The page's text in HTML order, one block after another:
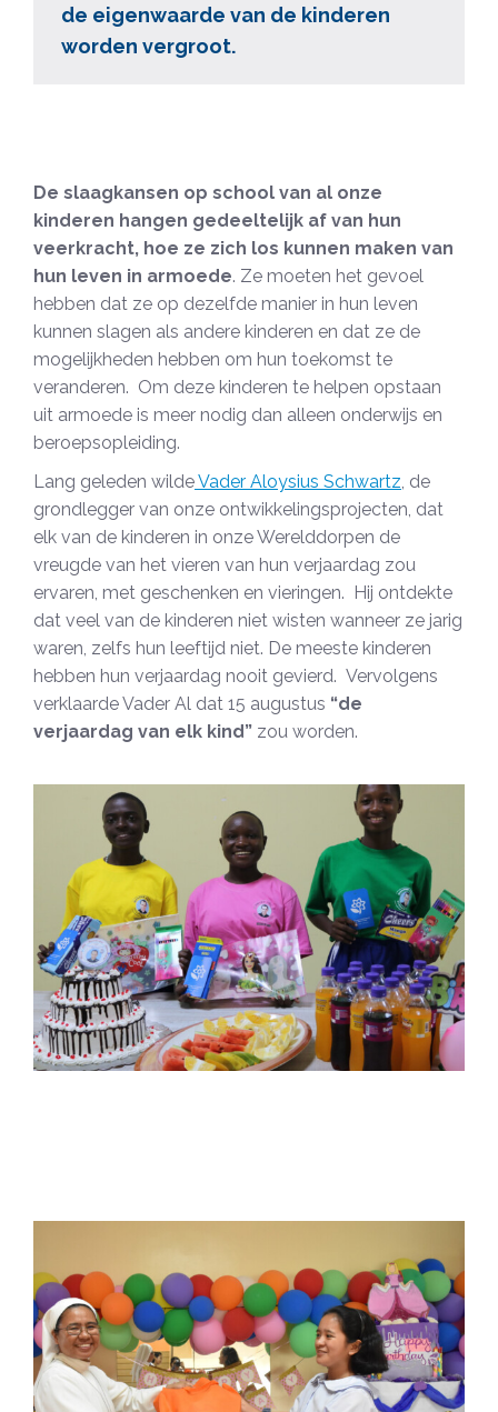
de eigenwaarde van de kinderen
worden vergroot.
De slaagkansen op school van al onze
kinderen hangen gedeeltelijk af van hun
veerkracht, hoe ze zich los kunnen maken van
hun leven in armoede. Ze moeten het gevoel
hebben dat ze op dezelfde manier in hun leven
kunnen slagen als andere kinderen en dat ze de
mogelijkheden hebben om hun toekomst te
veranderen. Om deze kinderen te helpen opstaan
uit armoede is meer nodig dan alleen onderwijs en
beroepsopleiding.
Lang geleden wildeVader Aloysius Schwartz , de
grondlegger van onze ontwikkelingsprojecten, dat
elk van de kinderen in onze Werelddorpen de
vreugde van het vieren van hun verjaardag zou
ervaren, met geschenken en vieringen. Hij ontdekte
dat veel van de kinderen niet wisten wanneer ze jarig
waren, zelfs hun leeftijd niet. De meeste kinderen
hebben hun verjaardag nooit gevierd. Vervolgens
verklaarde Vader Al dat 15 augustus “de
verjaardag van elk kind” zou worden.